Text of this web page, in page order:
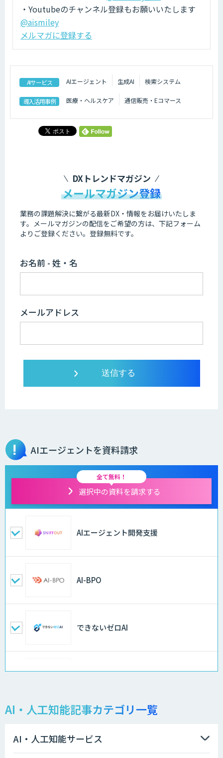
・Youtubeのチャンネル登録もお願いいたします
@aismiley
メルマガに登録する
AIサービス AIエージェント 生成AI 検索システム
導入活用事例 医療・ヘルスケア 通信販売・Eコマース
DXトレンドマガジン
メールマガジン登録
業務の課題解決に繋がる最新DX・情報をお届けいたしま
す。 メールマガジンの配信をご希望の方は、下記フォーム
よりご登録ください。登録無料です。
お名前 - 姓・名
メールアドレス
AIエージェントを資料請求
全て無料！
選択中の資料を請求する
AIエージェント開発支援
AI-BPO
できないゼロAI
Docify（ドシファイ）
AI・人工知能記事カテゴリ一覧
AI・人工知能サービス